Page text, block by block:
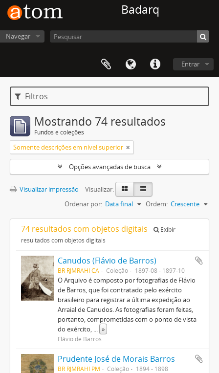
Badarq
Navegar
Entrar
Filtros
Mostrando 74 resultados
Fundos e coleções
Somente descrições em nível superior
Opções avançadas de busca
Visualizar impressão
Visualizar:
Ordenar por: Data final Ordem: Crescente
74 resultados com objetos digitais
Exibir
resultados com objetos digitais
Canudos (Flávio de Barros)
BR RJMRAHI CA Coleção 1897-08 - 1897-10
O Arquivo é composto por fotografias de Flávio
de Barros, que foi contratado pelo exército
brasileiro para registrar a última expedição ao
Arraial de Canudos. As fotografias foram feitas,
portanto, comprometidas com o ponto de vista
do exército, ... »
Flávio de Barros
Prudente José de Morais Barros
BR RJMRAHI PM Coleção 1894 - 1898